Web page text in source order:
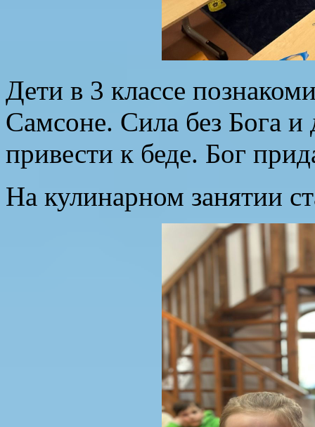
Дети в 3 классе
Самсоне. Сила без Бога и
привести к беде. Бог
На кулинарном занятии